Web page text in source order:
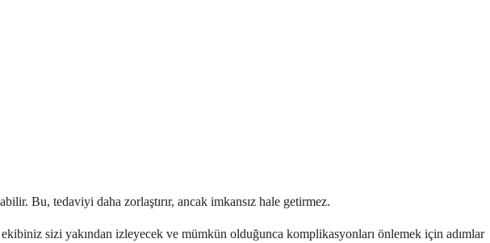
Bu, tedaviyi daha zorlaştırır, ancak imkansız hale getirmez.
sizi yakından izleyecek ve mümkün olduğunca komplikasyonları önlemek için adımlar